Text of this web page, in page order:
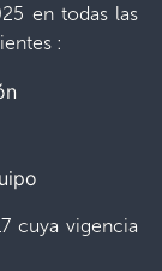
en todas las
:
cuya vigencia